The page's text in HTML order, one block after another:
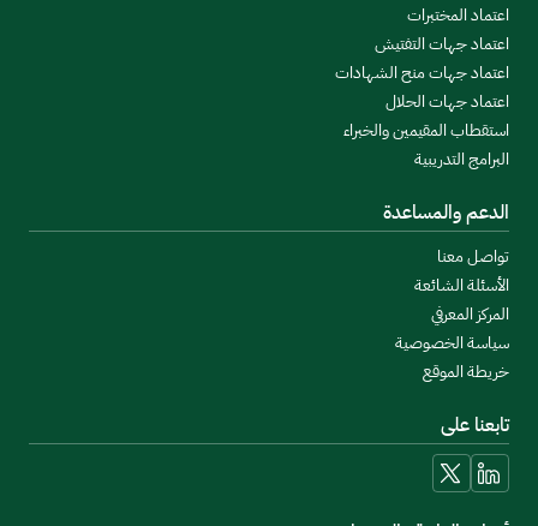
اعتماد المختبرات
اعتماد جهات التفتيش
اعتماد جهات منح الشهادات
اعتماد جهات الحلال
استقطاب المقيمين والخبراء
البرامج التدريبية
الدعم والمساعدة
تواصل معنا
الأسئلة الشائعة
المركز المعرفي
سياسة الخصوصية
خريطة الموقع
تابعنا على
linkedin
x